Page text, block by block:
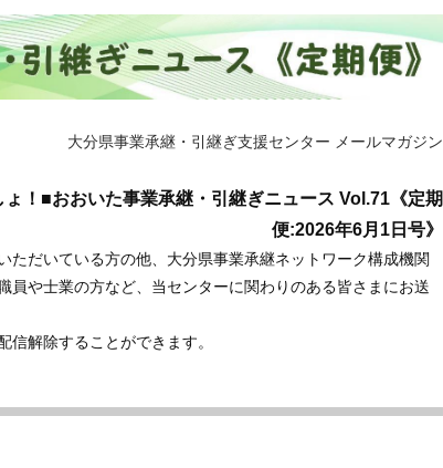
大分県事業承継・引継ぎ支援センター メールマガジン
！■おおいた事業承継・引継ぎニュース Vol.71《定期
便:2026年6月1日号》
ただいている方の他、大分県事業承継ネットワーク構成機関
員や士業の方など、当センターに関わりのある皆さまにお送
解除することができます。